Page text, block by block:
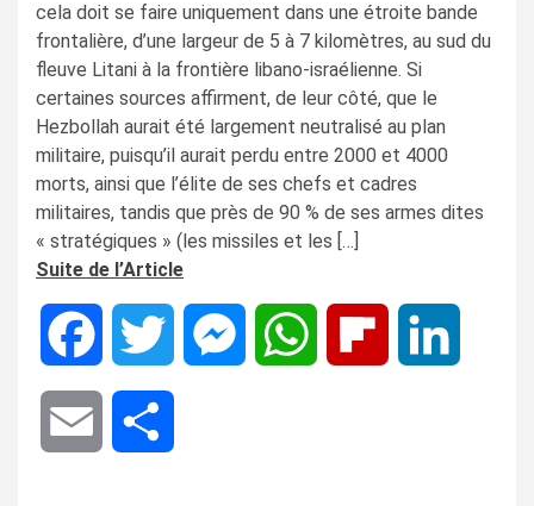
cela doit se faire uniquement dans une étroite bande
frontalière, d’une largeur de 5 à 7 kilomètres, au sud du
fleuve Litani à la frontière libano-israélienne. Si
certaines sources affirment, de leur côté, que le
Hezbollah aurait été largement neutralisé au plan
militaire, puisqu’il aurait perdu entre 2000 et 4000
morts, ainsi que l’élite de ses chefs et cadres
militaires, tandis que près de 90 % de ses armes dites
« stratégiques » (les missiles et les […]
Suite de l’Article
Facebook Twitter MessengerWhatsApp Flipboard
Email